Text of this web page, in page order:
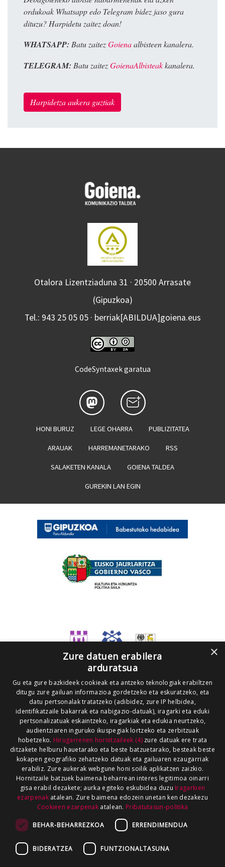
ordukoak Whatsapp edo Telegram bidez jaso gura
dituzu? Harpidetu zaitez doan!
WHATSAPP: Batu zaitezGoienaalbisteen kanalera.
TELEGRAM: Batu zaitezGoienaAlbisteakkanalera.
Harpidetza aukera guztiak
Otalora Lizentziaduna 31 · 20500 Arrasate
(Gipuzkoa)
Tel.: 943 25 05 05 · berriak[ABILDUA]goiena.eus
CodeSyntaxek garatua
HONI BURUZ LEGE OHARRA PUBLIZITATEA
ARAUAK HARREMANETARAKO RSS
SALAKETEN KANALA GOIENA TALDEA
GUREKIN LAN EGIN
×
Zure datuen erabilera
arduratsua
Gu eta gure bazkideek cookieak eta antzeko teknologiak erabiltzen
ditugu zure gailuan informazioa gordetzeko eta eskuratzeko, eta
datu pertsonalak tratatzeko (adibidez, zure IP helbidea,
identifikatzaile bakarrak eta nabigazio-datuak), iragarki eta eduki
pertsonalizatuak eskaintzeko, iragarkiak eta edukia neurtzeko,
audientziaren inguruko ikuspegiak lortzeko eta zerbitzuak
hobetzeko. Hirugarrenen hornitzaileek (4)zure datuak ere trata
ditzakete helburu hauetarako eta beste batzuetarako, besteak beste
kokapen geografiko zehatzeko datuak eta gailuaren ezaugarriak
erabiliz. Zure aukerak webgune honi soilik aplikatzen zaizkio.
Hornitzaile batzuek baimena beharrean interes legitimoa oinarri
gisa erabil dezakete; aurka egiteko eskubidea duzu Iragarkien
ezarpenakatalean. Zure baimena edozein unetan ken dezakezu
Cookieen ezarpenak atalean. Pribatutasun-politika
BEHAR-BEHARREZKOA ERRENDIMENDUA
BIDERATZEA FUNTZIONALTASUNA